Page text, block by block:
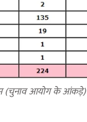
(चुनाव आयोग के आंकड़े)